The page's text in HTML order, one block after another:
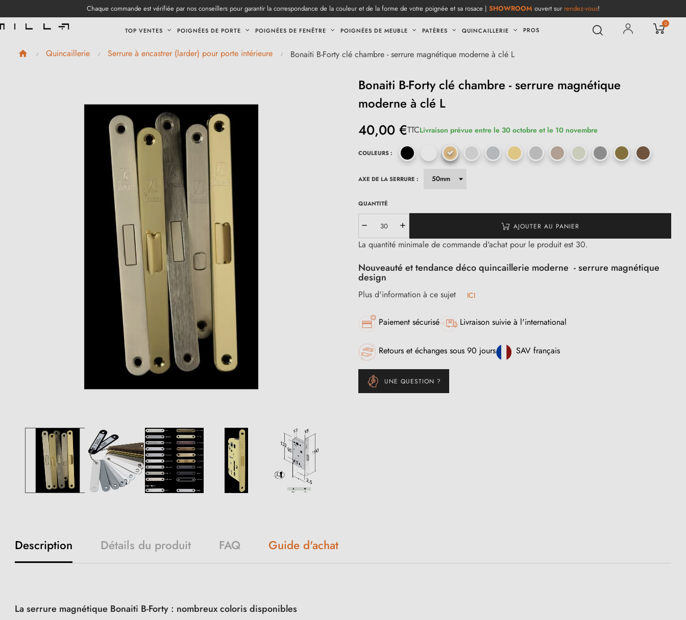
Chaque commande est vérifiée par nos conseillers pour garantir la correspondance de la couleur et de la forme de votre poignée et sa rosace | SHOWROOM ouvert sur rendez-vous!
TOP VENTES POIGNÉES DE PORTE POIGNÉES DE FENÊTRE POIGNÉES DE MEUBLE PATÈRES QUINCAILLERIE PROS
0
Quincaillerie Serrure à encastrer (larder) pour porte intérieure Bonaiti B-Forty clé chambre - serrure magnétique moderne à clé L
Bonaiti B-Forty clé chambre - serrure magnétique
moderne à clé L
40,00 €TTCLivraison prévue entre le 30 octobre et le 10 novembre
COULEURS :
AXE DE LA SERRURE :
QUANTITÉ
AJOUTER AU PANIER
La quantité minimale de commande d'achat pour le produit est 30.
Nouveauté et tendance déco quincaillerie moderne - serrure magnétique
design
Plus d'information à ce sujet ICI
Paiement sécurisé Livraison suivie à l'international
Retours et échanges sous 90 jours SAV français
UNE QUESTION ?
Description Détails du produit FAQ Guide d'achat
La serrure magnétique Bonaiti B-Forty : nombreux coloris disponibles